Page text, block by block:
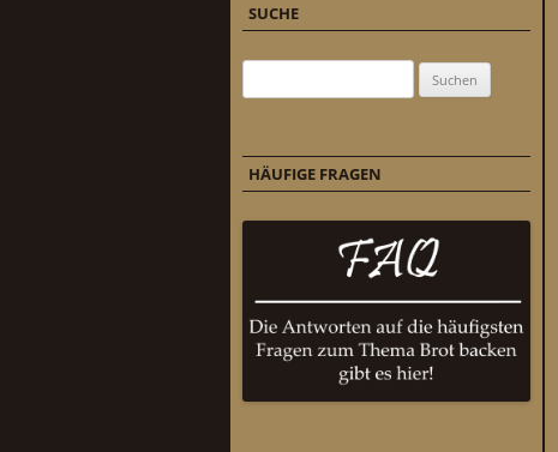
SUCHE
HÄUFIGE FRAGEN